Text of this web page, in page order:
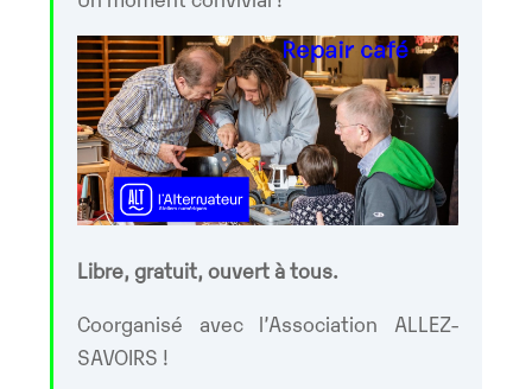
Libre, gratuit, ouvert à tous.
Coorganisé avec l’Association ALLEZ-
SAVOIRS !